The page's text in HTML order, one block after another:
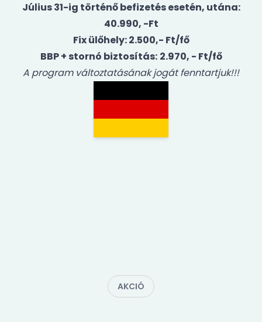
Július 31-ig történő befizetés esetén, utána:
40.990, -Ft
Fix ülőhely: 2.500,- Ft/fő
BBP + stornó biztosítás: 2.970, - Ft/fő
A program változtatásának jogát fenntartjuk!!!
AKCIÓ